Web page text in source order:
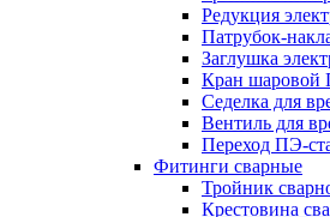
Редукция
Патрубок-
Заглушка
Кран
Седелка для
Вентиль для
Переход ПЭ-
Фитинги сварные
Тройник
Крестовина